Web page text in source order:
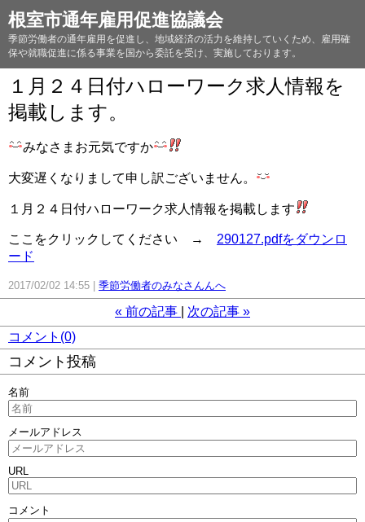
根室市通年雇用促進協議会
季節労働者の通年雇用を促進し、地域経済の活力を維持していくため、雇用確
保や就職促進に係る事業を国から委託を受け、実施しております。
１月２４日付ハローワーク求人情報を
掲載します。
みなさまお元気ですか
大変遅くなりまして申し訳ございません。
１月２４日付ハローワーク求人情報を掲載します
ここをクリックしてください → 290127.pdfをダウンロ
ード
2017/02/02 14:55 季節労働者のみなさんんへ
« 前の記事 次の記事 »
コメント(0)
コメント投稿
名前
メールアドレス
URL
コメント